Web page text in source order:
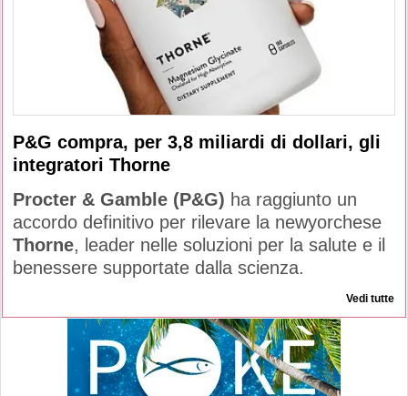
P&G compra, per 3,8 miliardi di dollari, gli
integratori Thorne
Procter & Gamble (P&G) ha raggiunto un
accordo definitivo per rilevare la newyorchese
Thorne, leader nelle soluzioni per la salute e il
benessere supportate dalla scienza.
Vedi tutte